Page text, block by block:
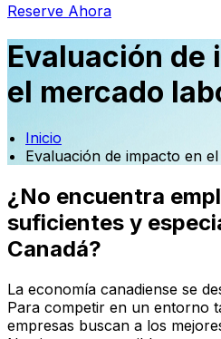
Reserve Ahora
Evaluación de
el mercado
Inicio
Evaluación de impacto en
¿No encuentra
suficientes y
Canadá?
La economía canadiense se
Para competir en un entorno
empresas buscan a los